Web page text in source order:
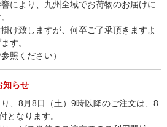
により、九州全域でお荷物のお届けに
け致しますが、何卒ご了承頂きますよ
す。
照ください）
知らせ
、8月8日（土）9時以降のご注文は、8
となります。